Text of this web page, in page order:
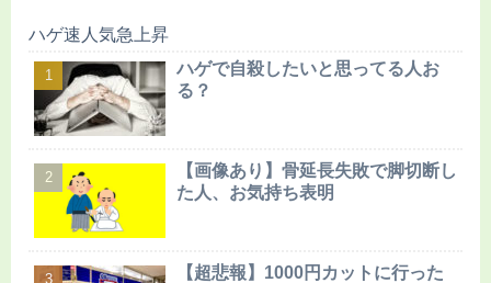
ハゲ速人気急上昇
ハゲで自殺したいと思ってる人お
る？
【画像あり】骨延長失敗で脚切断し
た人、お気持ち表明
【超悲報】1000円カットに行った